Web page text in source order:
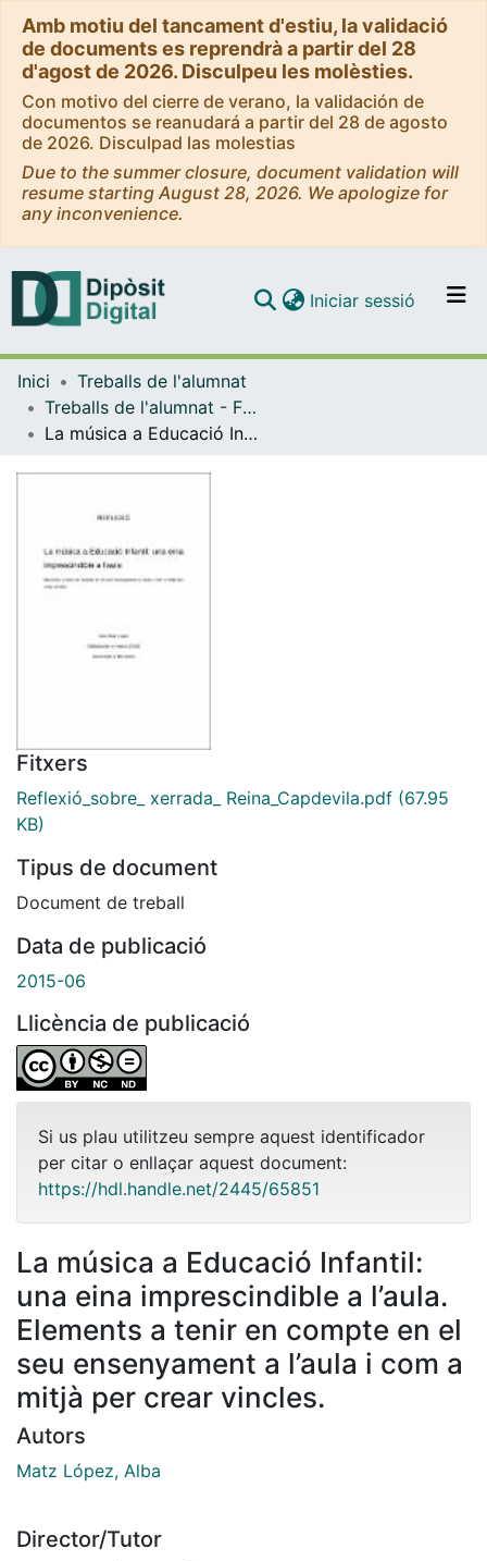
Amb motiu del tancament d'estiu, la validació
de documents es reprendrà a partir del 28
d'agost de 2026. Disculpeu les molèsties.
Con motivo del cierre de verano, la validación de
documentos se reanudará a partir del 28 de agosto
de 2026. Disculpad las molestias
Due to the summer closure, document validation will
resume starting August 28, 2026. We apologize for
any inconvenience.
Navega per tot el DD
Com publicar
Iniciar sessió (current)
Inici
Treballs de l'alumnat
Treballs de l'alumnat - Facultat d'Educació
La música a Educació Infantil: una eina imprescindible a l’aula. Elements a tenir en compte en el seu ensenyament a l’aula i com a mitjà per crear vincles.
Fitxers
Reflexió_sobre_ xerrada_ Reina_Capdevila.pdf (67.95
KB)
Tipus de document
Document de treball
Data de publicació
2015-06
Llicència de publicació
Si us plau utilitzeu sempre aquest identificador
per citar o enllaçar aquest document:
https://hdl.handle.net/2445/65851
La música a Educació Infantil:
una eina imprescindible a l’aula.
Elements a tenir en compte en el
seu ensenyament a l’aula i com a
mitjà per crear vincles.
Autors
Matz López, Alba
Director/Tutor